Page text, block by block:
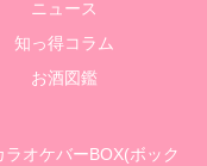
ニュース
知っ得コラム
お酒図鑑
オケバーBOX(ボック